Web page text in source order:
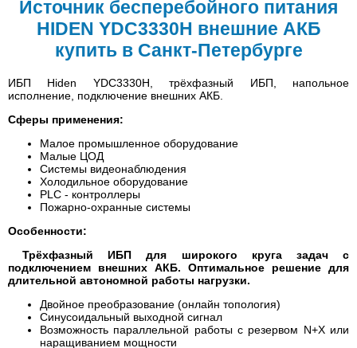
Источник бесперебойного питания
HIDEN YDC3330H внешние АКБ
купить в Санкт-Петербурге
ИБП Hiden YDC3330H, трёхфазный ИБП, напольное
исполнение, подключение внешних АКБ.
Сферы применения:
Малое промышленное оборудование
Малые ЦОД
Системы видеонаблюдения
Холодильное оборудование
PLC - контроллеры
Пожарно-охранные системы
Особенности:
Трёхфазный ИБП для широкого круга задач с
подключением внешних АКБ. Оптимальное решение для
длительной автономной работы нагрузки.
Двойное преобразование (онлайн топология)
Синусоидальный выходной сигнал
Возможность параллельной работы с резервом N+X или
наращиванием мощности